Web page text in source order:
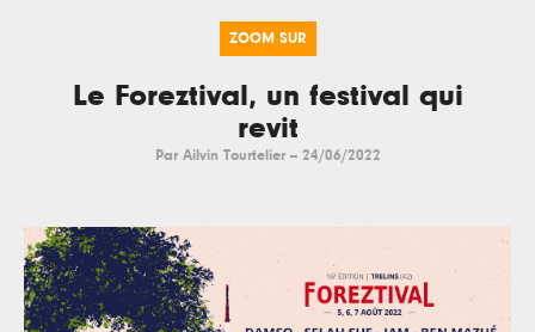
ZOOM SUR
Le Foreztival, un festival qui
revit
Par Ailvin Tourtelier -- 24/06/2022